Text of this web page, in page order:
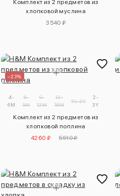
Комплект из 2 предметов из
хлопковой муслина
3540 ₽
–23%
4-
6M
6-
9M
9-
12M
12-
18M
1½-2Y
2-
3Y
Комплект из 2 предметов из
хлопковой поплина
4260 ₽
5510 ₽